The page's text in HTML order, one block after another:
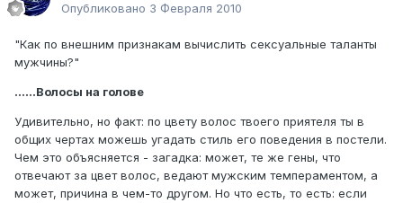
Опубликовано 3 Февраля 2010
"Как по внешним признакам вычислить сексуальные таланты
мужчины?"
......Волосы на голове
Удивительно, но факт: по цвету волос твоего приятеля ты в
общих чертах можешь угадать стиль его поведения в постели.
Чем это объясняется - загадка: может, те же гены, что
отвечают за цвет волос, ведают мужским темпераментом, а
может, причина в чем-то другом. Но что есть, то есть: если